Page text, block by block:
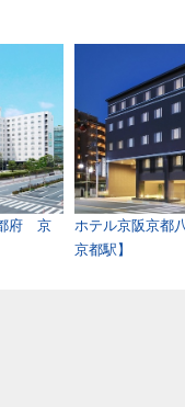
府 京
ホテル京阪京都
京都駅】